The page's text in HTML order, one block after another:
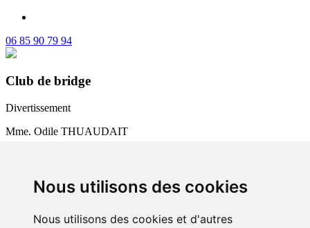
Nous utilisons des cookies
Nous utilisons des cookies et d'autres
06 85 90 79 94
Club de bridge
Divertissement
Mme. Odile THUAUDAIT